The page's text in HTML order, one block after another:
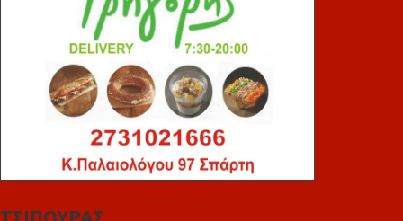
ΤΣΙΠΟΥΡΑΣ